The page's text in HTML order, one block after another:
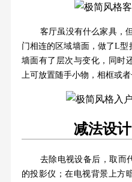
客厅虽没有什么家具，
门相连的区域墙面，做了L
墙面有了层次与变化，同时
上可放置随手小物，相框或者
减法设
去除电视设备后，取而
的投影仪；在电视背景上方